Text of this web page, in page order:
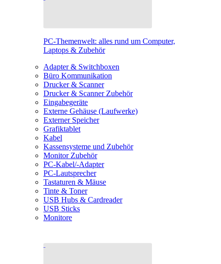
PC-Themenwelt: alles rund um Computer,
Laptops & Zubehör
Adapter & Switchboxen
Büro Kommunikation
Drucker & Scanner
Drucker & Scanner Zubehör
Eingabegeräte
Externe Gehäuse (Laufwerke)
Externer Speicher
Grafiktablet
Kabel
Kassensysteme und Zubehör
Monitor Zubehör
PC-Kabel/-Adapter
PC-Lautsprecher
Tastaturen & Mäuse
Tinte & Toner
USB Hubs & Cardreader
USB Sticks
Monitore